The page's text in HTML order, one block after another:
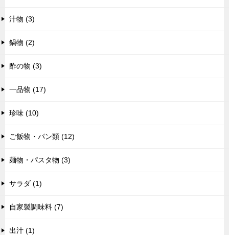
汁物 (3)
鍋物 (2)
酢の物 (3)
一品物 (17)
珍味 (10)
ご飯物・パン類 (12)
麺物・パスタ物 (3)
サラダ (1)
自家製調味料 (7)
出汁 (1)